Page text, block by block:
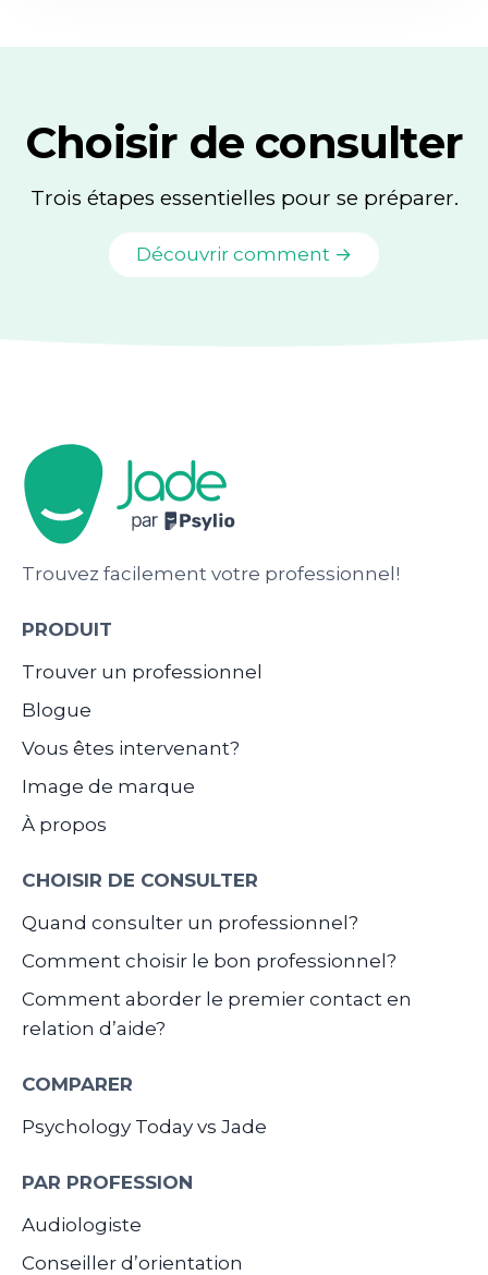
Choisir de consulter
Trois étapes essentielles pour se préparer.
Découvrir comment →
Trouvez facilement votre professionnel!
PRODUIT
Trouver un professionnel
Blogue
Vous êtes intervenant?
Image de marque
À propos
CHOISIR DE CONSULTER
Quand consulter un professionnel?
Comment choisir le bon professionnel?
Comment aborder le premier contact en
relation d’aide?
COMPARER
Psychology Today vs Jade
PAR PROFESSION
Audiologiste
Conseiller d’orientation